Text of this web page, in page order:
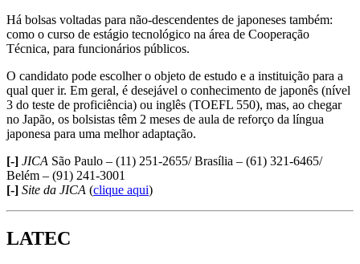
Há bolsas voltadas para não-descendentes de japoneses também:
como o curso de estágio tecnológico na área de Cooperação
Técnica, para funcionários públicos.
O candidato pode escolher o objeto de estudo e a instituição para a
qual quer ir. Em geral, é desejável o conhecimento de japonês (nível
3 do teste de proficiência) ou inglês (TOEFL 550), mas, ao chegar
no Japão, os bolsistas têm 2 meses de aula de reforço da língua
japonesa para uma melhor adaptação.
[-] JICA São Paulo – (11) 251-2655/ Brasília – (61) 321-6465/
Belém – (91) 241-3001
[-] Site da JICA (clique aqui)
LATEC